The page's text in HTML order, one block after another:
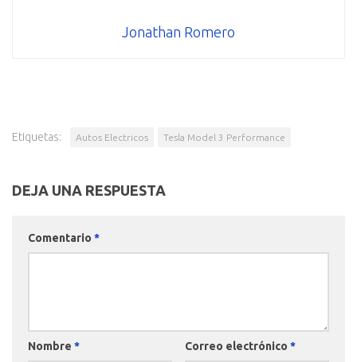
Jonathan Romero
Etiquetas: Autos Electricos Tesla Model 3 Performance
DEJA UNA RESPUESTA
Comentario *
Nombre * Correo electrónico *